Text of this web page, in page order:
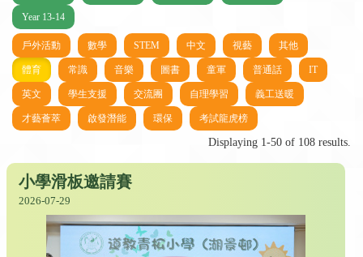
Year 13-14
戶外活動 數學 STEM 中文 視藝 其他
體育 常識 音樂 圖書 童軍 普通話 IT
英文 學生支援 交流團 自理學習 義工送暖
才藝薈萃 啟發潛能 環保 考試龍虎榜
Displaying 1-50 of 108 results.
小學滑板邀請賽
2026-07-29